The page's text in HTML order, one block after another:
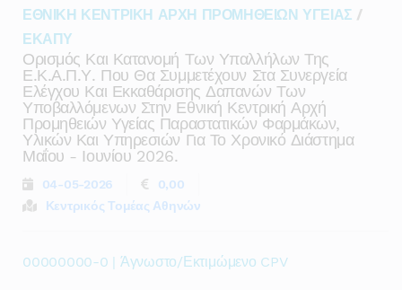
ΕΘΝΙΚΗ ΚΕΝΤΡΙΚΗ ΑΡΧΗ ΠΡΟΜΗΘΕΙΩΝ ΥΓΕΙΑΣ /
ΕΚΑΠΥ
Ορισμός Και Κατανομή Των Υπαλλήλων Της
Ε.κ.α.π.υ. Που Θα Συμμετέχουν Στα Συνεργεία
Ελέγχου Και Εκκαθάρισης Δαπανών Των
Υποβαλλόμενων Στην Εθνική Κεντρική Αρχή
Προμηθειών Υγείας Παραστατικών Φαρμάκων,
Υλικών Και Υπηρεσιών Για Το Χρονικό Διάστημα
Μαΐου - Ιουνίου 2026.
04-05-2026
0,00
Κεντρικός Τομέας Αθηνών
00000000-0 | Άγνωστο/Εκτιμώμενο CPV